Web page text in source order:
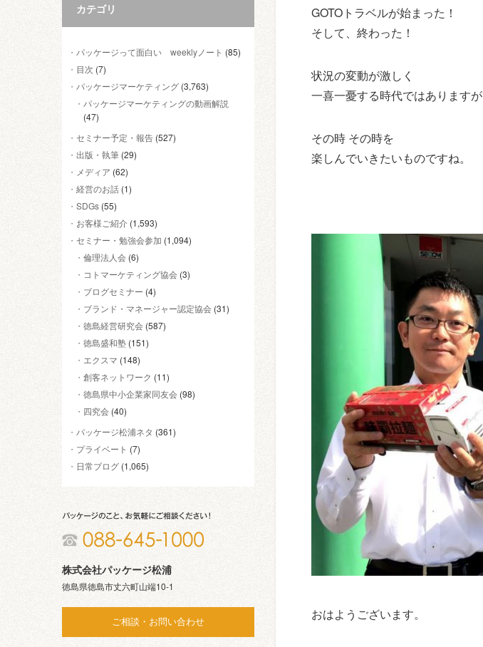
カテゴリ
パッケージって面白い weeklyノート (85)
目次 (7)
パッケージマーケティング (3,763)
パッケージマーケティングの動画解説
(47)
セミナー予定・報告 (527)
出版・執筆 (29)
メディア (62)
経営のお話 (1)
SDGs (55)
お客様ご紹介 (1,593)
セミナー・勉強会参加 (1,094)
倫理法人会 (6)
コトマーケティング協会 (3)
ブログセミナー (4)
ブランド・マネージャー認定協会 (31)
徳島経営研究会 (587)
徳島盛和塾 (151)
エクスマ (148)
創客ネットワーク (11)
徳島県中小企業家同友会 (98)
四究会 (40)
パッケージ松浦ネタ (361)
プライベート (7)
日常ブログ (1,065)
株式会社パッケージ松浦
徳島県徳島市丈六町山端10-1
ご相談・お問い合わせ
GOTOトラベルが始まった！
そして、終わった！
状況の変動が激しく
一喜一憂する時代ではありますが
その時 その時を
楽しんでいきたいものですね。
おはようございます。